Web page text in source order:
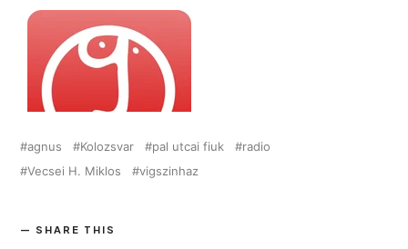
agnus Kolozsvar pal utcai fiuk
radio
Vecsei H. Miklos
vigszinhaz
SHARE THIS